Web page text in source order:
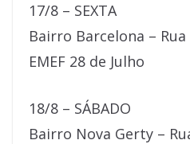
17/8 – SEXTA
Bairro Barcelona –
EMEF 28 de Julho
18/8 – SÁBADO
Bairro Nova Gerty –